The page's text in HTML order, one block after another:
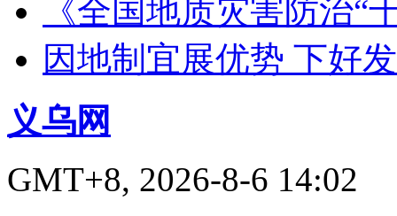
《全国地质灾害防治“
因地制宜展优势 下好
义乌网
GMT+8, 2026-8-6 14:02